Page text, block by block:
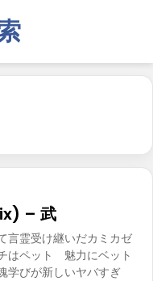
– 武
言霊受け継いだカミカゼ
はペット 魅力にベット
学びが新しいヤバすぎ